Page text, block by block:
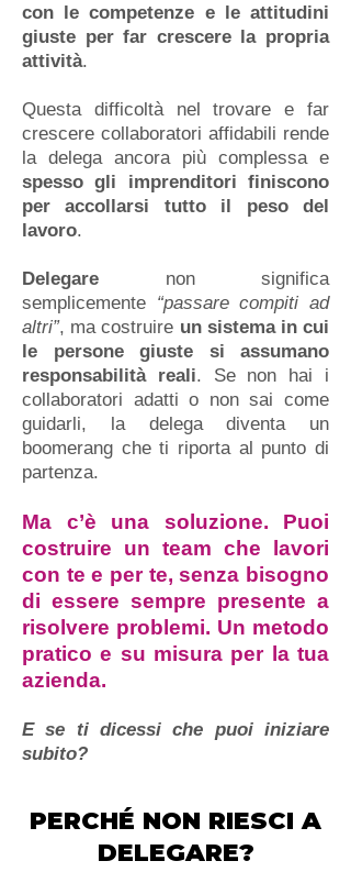
con le competenze e le attitudini
giuste per far crescere la propria
attività.
Questa difficoltà nel trovare e far
crescere collaboratori affidabili rende
la delega ancora più complessae
spesso gli imprenditori finiscono
per accollarsi tutto il peso del
lavoro.
Delegare non significa
semplicemente “passare compiti ad
altri”, ma costruire un sistema in cui
le persone giuste si assumano
responsabilità reali. Se non hai i
collaboratori adatti o non sai come
guidarli, la delega diventa un
boomerang che ti riporta al punto di
partenza.
Ma c’è una soluzione. Puoi
costruire un team che lavori
con te e per te, senza bisogno
di essere sempre presente a
risolvere problemi. Un metodo
pratico e su misura per la tua
azienda.
E se ti dicessi che puoi iniziare
subito?
PERCHÉ NON RIESCI A
DELEGARE?